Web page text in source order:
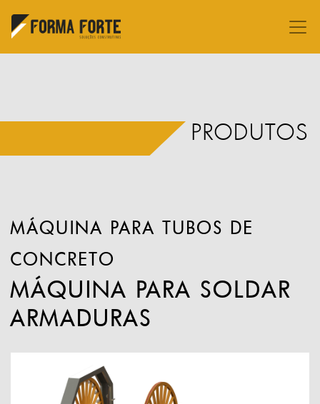
PRODUTOS
MÁQUINA PARA TUBOS DE
CONCRETO
MÁQUINA PARA SOLDAR
ARMADURAS